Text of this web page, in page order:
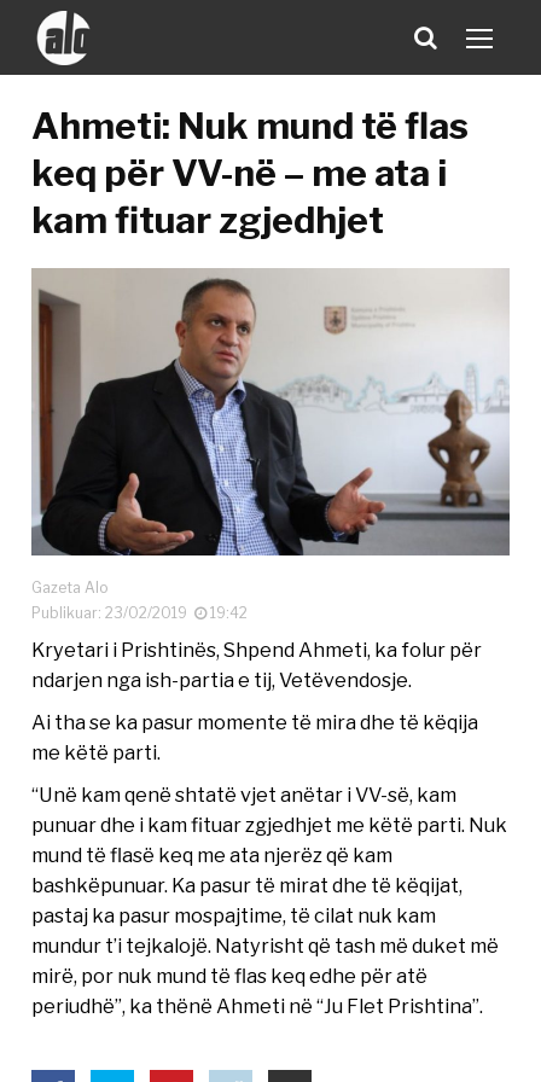
Ahmeti: Nuk mund të flas
keq për VV-në – me ata i
kam fituar zgjedhjet
Gazeta Alo
Publikuar: 23/02/2019
19:42
Kryetari i Prishtinës, Shpend Ahmeti, ka folur për
ndarjen nga ish-partia e tij, Vetëvendosje.
Ai tha se ka pasur momente të mira dhe të këqija
me këtë parti.
“Unë kam qenë shtatë vjet anëtar i VV-së, kam
punuar dhe i kam fituar zgjedhjet me këtë parti. Nuk
mund të flasë keq me ata njerëz që kam
bashkëpunuar. Ka pasur të mirat dhe të këqijat,
pastaj ka pasur mospajtime, të cilat nuk kam
mundur t’i tejkalojë. Natyrisht që tash më duket më
mirë, por nuk mund të flas keq edhe për atë
periudhë”, ka thënë Ahmeti në “Ju Flet Prishtina”.